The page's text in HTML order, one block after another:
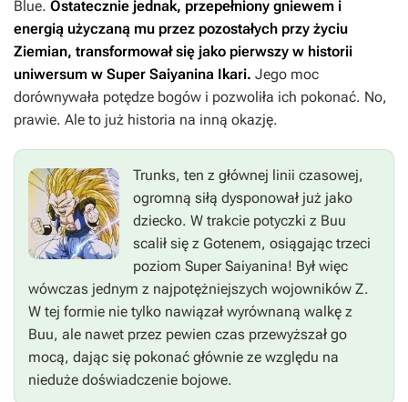
Blue. Ostatecznie jednak, przepełniony gniewem i
energią użyczaną mu przez pozostałych przy życiu
Ziemian, transformował się jako pierwszy w historii
uniwersum w Super Saiyanina Ikari. Jego moc
dorównywała potędze bogów i pozwoliła ich pokonać. No,
prawie. Ale to już historia na inną okazję.
Trunks, ten z głównej linii czasowej,
ogromną siłą dysponował już jako
dziecko. W trakcie potyczki z Buu
scalił się z Gotenem, osiągając trzeci
poziom Super Saiyanina! Był więc
wówczas jednym z najpotężniejszych wojowników Z.
W tej formie nie tylko nawiązał wyrównaną walkę z
Buu, ale nawet przez pewien czas przewyższał go
mocą, dając się pokonać głównie ze względu na
nieduże doświadczenie bojowe.